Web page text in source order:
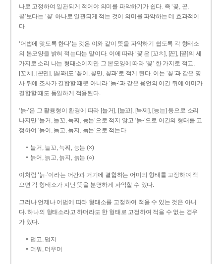
나로 고정하여 일관되게 적어야 의미를 파악하기가 쉽다. 즉 ‘꽃, 꼰,
꼳’보다는 ‘꽃’ 하나로 일관되게 적는 것이 의미를 파악하는 데 효과적이
다.
‘어법에 맞도록 한다’는 것은 이와 같이 뜻을 파악하기 쉽도록 각 형태소
의 본모양을 밝혀 적는다는 말이다. 이에 따라 ‘꽃’은 [꼬ㅊ], [꼰], [꼳]의 세
가지로 소리 나는 형태소이지만 그 본모양에 따라 ‘꽃’ 한 가지로 적고,
[꼬치], [꼰만], [꼳꽈]도 ‘꽃이, 꽃만, 꽃과’로 적게 된다. 이는 ‘꽃’과 같은 명
사 뒤에 조사가 결합할 때뿐 아니라 ‘늙-’과 같은 용언의 어간 뒤에 어미가
결합할 때도 동일하게 적용된다.
‘늙-’은 그 활용형이 환경에 따라 [늘거], [늘꼬], [늑찌], [능는] 등으로 소리
나지만 ‘늘거, 늘꼬, 늑찌, 능는’으로 적지 않고 ‘늙-’으로 어간의 형태를 고
정하여 ‘늙어, 늙고, 늙지, 늙는’으로 적는다.
늘거, 늘꼬, 늑찌, 능는 (×)
늙어, 늙고, 늙지, 늙는 (○)
이처럼 ‘늙-­’이라는 어간과 거기에 결합하는 어미의 형태를 고정하여 적
으면 각 형태소가 지닌 뜻을 분명하게 파악할 수 있다.
그러나 언제나 어법에 따라 형태소를 고정하여 적을 수 있는 것은 아니
다. 하나의 형태소라고 하더라도 한 형태로 고정하여 적을 수 없는 경우
가 있다.
덥고, 덥지
더워, 더우며